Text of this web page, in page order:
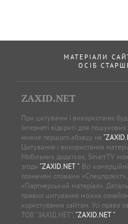
МАТЕРІАЛИ
ОСІБ
ZAXID.NET
При цитуванні і використанні
Інтернеті відкриті для
нижче першого абзацу на
Цитування і використання
Мобільних додатках, SmartTV
згоди "ZAXID.NET ". Всі
позначені словами
«Партнерський матеріал».
правил цитування можна
користування сайтом. Усі
ТОВ “ЗАХІД.НЕТ”, "ZAXID.NET ".